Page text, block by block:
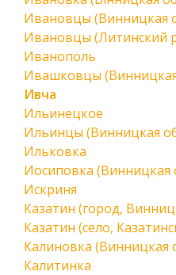
Ивановцы (Винницкая
Ивановцы (Литинский
Иванополь
Ивашковцы
Ивча
Ильинецкое
Ильинцы (Винницкая
Ильковка
Иосиповка (Винницкая
Искриня
Казатин (город,
Казатин (село,
Калиновка (Винницкая
Калитинка